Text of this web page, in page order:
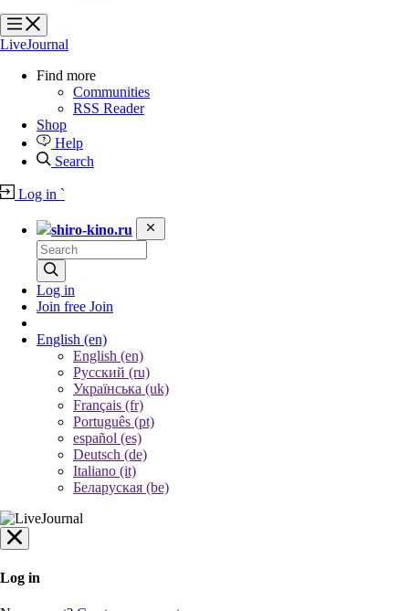
?
?
LiveJournal
Find more
Communities
RSS Reader
Shop
Help
Search
Log in `
shiro-kino.ru
Log in
Join free Join
English (en)
English (en)
Русский (ru)
Українська (uk)
Français (fr)
Português (pt)
español (es)
Deutsch (de)
Italiano (it)
Беларуская (be)
Log in